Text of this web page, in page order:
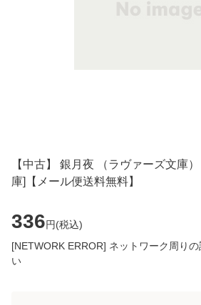
【中古】 銀月夜 （ラヴァーズ文庫
庫]【メール便送料無料】
336円(税込)
[NETWORK ERROR] ネットワーク周り
い